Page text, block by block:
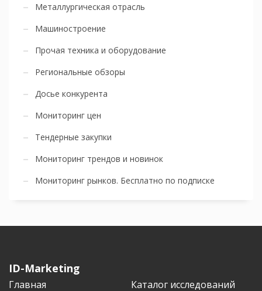
Металлургическая отрасль
Машиностроение
Прочая техника и оборудование
Региональные обзоры
Досье конкурента
Мониторинг цен
Тендерные закупки
Мониторинг трендов и новинок
Мониторинг рынков. Бесплатно по подписке
ID-Marketing
Главная
Каталог исследований